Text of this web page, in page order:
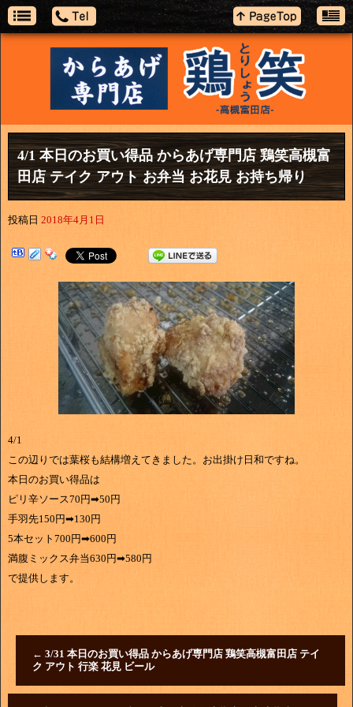
4/1 本日のお買い得品 からあげ専門店 鶏笑高槻富
田店 テイク アウト お弁当 お花見 お持ち帰り
投稿日 2018年4月1日
4/1
この辺りでは葉桜も結構増えてきました。お出掛け日和ですね。
本日のお買い得品は
ピリ辛ソース70円➡50円
手羽先150円➡130円
5本セット700円➡600円
満腹ミックス弁当630円➡580円
で提供します。
← 3/31 本日のお買い得品 からあげ専門店 鶏笑高槻富田店 テイ
ク アウト 行楽 花見 ビール